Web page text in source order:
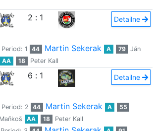
2 : 1 Detailne
Period: 1 44 Martin Sekerak A 79
Ján
AA 18 Peter Kall
6 : 1 Detailne
Period: 2 44 Martin Sekerak A
55
AA 18
Peter Kall